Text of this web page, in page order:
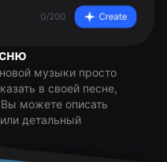
музыки просто
в своей песне,
можете описать
детальный